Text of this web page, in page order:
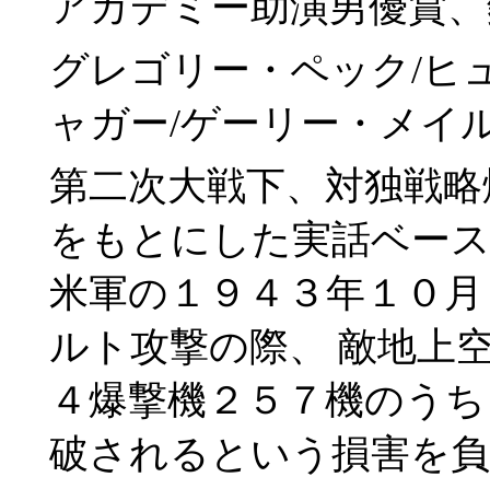
グレゴリー・ペック/ヒ
ャガー/ゲーリー・メイ
第二次大戦下、対独戦
をもとにした実話ベー
米軍の１９４３年１０
ルト攻撃の際、 敵地上
４爆撃機２５７機のう
破されるという損害を